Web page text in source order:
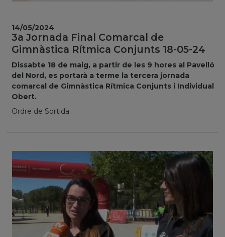
3a Jornada Final Comarcal de
Gimnàstica Rítmica Conjunts 18-05-24
Dissabte 18 de maig, a partir de les 9 hores al Pavelló
del Nord, es portarà a terme la tercera jornada
comarcal de Gimnàstica Rítmica Conjunts i Individual
Obert.
Ordre de Sortida
14/05/2024